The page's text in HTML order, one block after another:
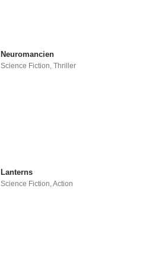
Neuromancien
Science Fiction,Thriller
Lanterns
Science Fiction ,Action